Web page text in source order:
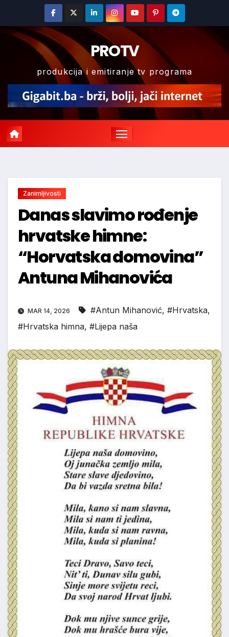
content
PROTV
produkcija i emitiranje tv programa
Zanimljivosti
Danas slavimo rođenje
hrvatske himne:
“Horvatska domovina”
Antuna Mihanovića
MAR 14, 2026 #Antun Mihanović, #Hrvatska,
#Hrvatska himna, #Lijepa naša